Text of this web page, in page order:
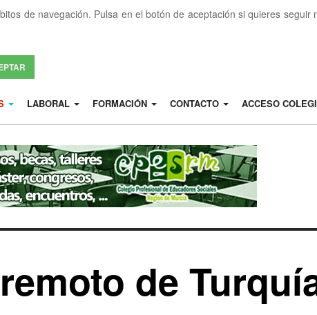
de navegación. Pulsa en el botón de aceptación si quieres seguir
LABORAL FORMACIÓN CONTACTO ACCESO
de